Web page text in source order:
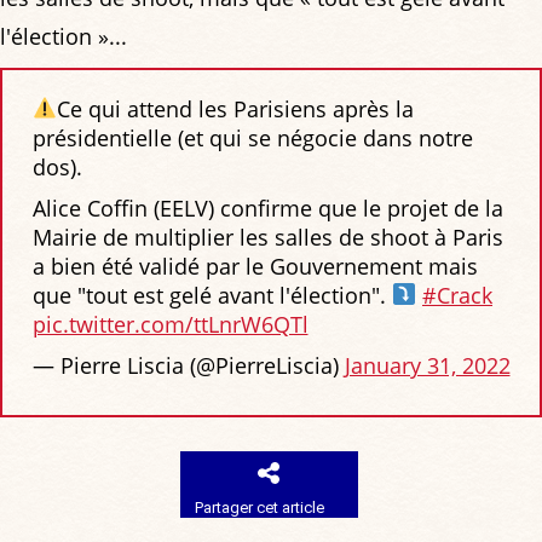
l'élection »...
Ce qui attend les Parisiens après la
présidentielle (et qui se négocie dans notre
dos).
Alice Coffin (EELV) confirme que le projet de la
Mairie de multiplier les salles de shoot à Paris
a bien été validé par le Gouvernement mais
que "tout est gelé avant l'élection".
#Crack
pic.twitter.com/ttLnrW6QTl
— Pierre Liscia (@PierreLiscia) January 31, 2022
Partager cet article